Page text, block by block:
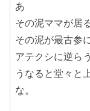
あ
その泥ママが居
その泥が最古参
アテクシに逆ら
うなると堂々と
な。